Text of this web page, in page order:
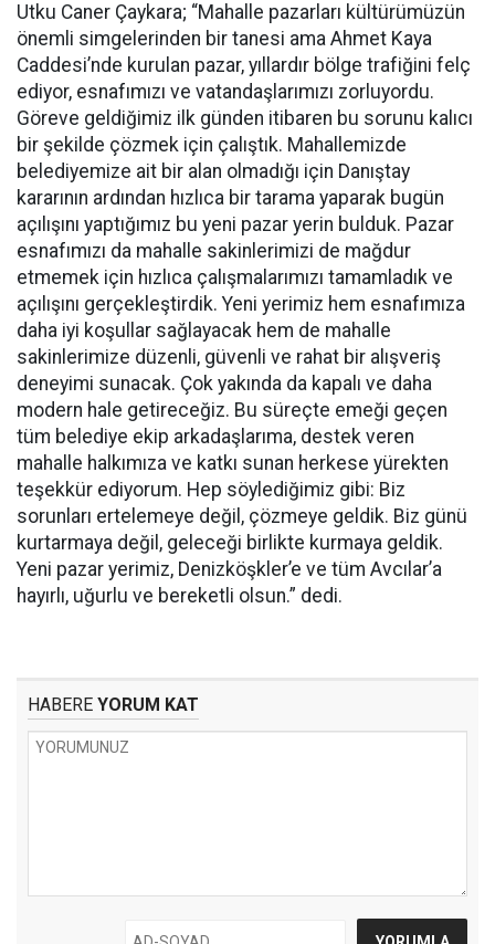
Utku Caner Çaykara; “Mahalle pazarları kültürümüzün
önemli simgelerinden bir tanesi ama Ahmet Kaya
Caddesi’nde kurulan pazar, yıllardır bölge trafiğini felç
ediyor, esnafımızı ve vatandaşlarımızı zorluyordu.
Göreve geldiğimiz ilk günden itibaren bu sorunu kalıcı
bir şekilde çözmek için çalıştık. Mahallemizde
belediyemize ait bir alan olmadığı için Danıştay
kararının ardından hızlıca bir tarama yaparak bugün
açılışını yaptığımız bu yeni pazar yerin bulduk. Pazar
esnafımızı da mahalle sakinlerimizi de mağdur
etmemek için hızlıca çalışmalarımızı tamamladık ve
açılışını gerçekleştirdik. Yeni yerimiz hem esnafımıza
daha iyi koşullar sağlayacak hem de mahalle
sakinlerimize düzenli, güvenli ve rahat bir alışveriş
deneyimi sunacak. Çok yakında da kapalı ve daha
modern hale getireceğiz. Bu süreçte emeği geçen
tüm belediye ekip arkadaşlarıma, destek veren
mahalle halkımıza ve katkı sunan herkese yürekten
teşekkür ediyorum. Hep söylediğimiz gibi: Biz
sorunları ertelemeye değil, çözmeye geldik. Biz günü
kurtarmaya değil, geleceği birlikte kurmaya geldik.
Yeni pazar yerimiz, Denizköşkler’e ve tüm Avcılar’a
hayırlı, uğurlu ve bereketli olsun.” dedi.
HABERE YORUM KAT